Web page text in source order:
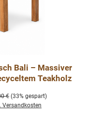
Bali – Massiver
Teakholz
Preis:
€ (33% gespart)
Versandkosten